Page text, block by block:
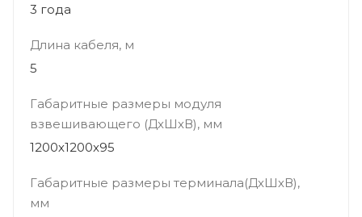
3 года
Длина кабеля, м
5
Габаритные размеры модуля
взвешивающего (ДхШхВ), мм
1200х1200x95
Габаритные размеры терминала(ДхШхВ),
мм